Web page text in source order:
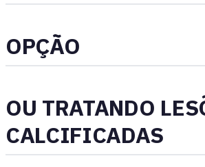
OPÇÃO
OU TRATANDO
CALCIFICADAS